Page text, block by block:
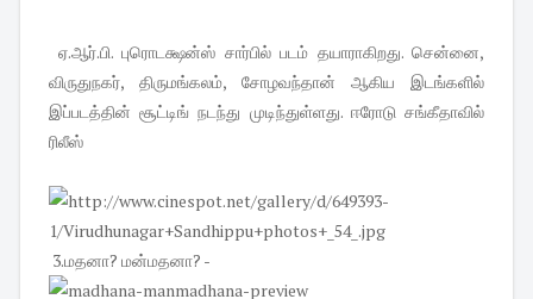
ஏ.ஆர்.பி. புரொடக்ஷன்ஸ் சார்பில் படம் தயாராகிறது. சென்னை,
விருதுநகர், திருமங்கலம், சோழவந்தான் ஆகிய இடங்களில்
இப்படத்தின் சூட்டிங் நடந்து முடிந்துள்ளது. ஈரோடு சங்கீதாவில்
ரிலீஸ்
3.மதனா? மன்மதனா? -